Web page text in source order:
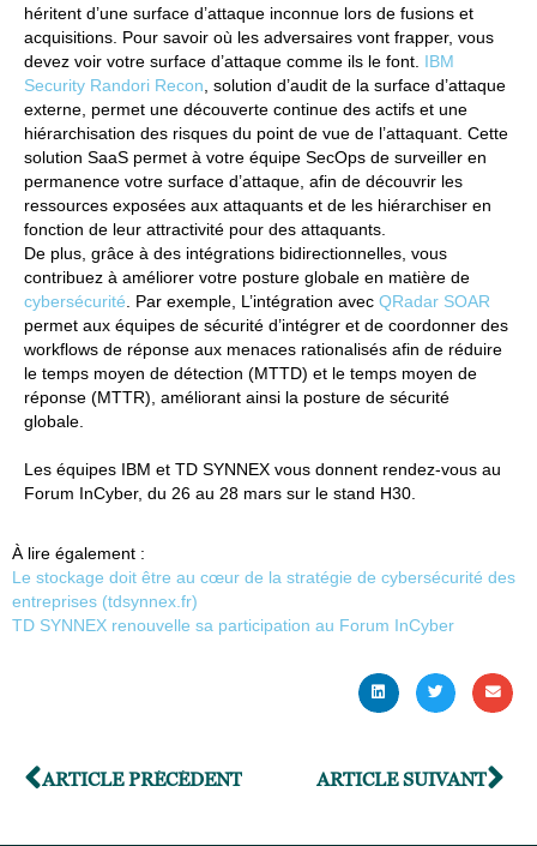
héritent d’une surface d’attaque inconnue lors de fusions et
acquisitions. Pour savoir où les adversaires vont frapper, vous
devez voir votre surface d’attaque comme ils le font. IBM
Security Randori Recon , solution d’audit de la surface d’attaque
externe, permet une découverte continue des actifs et une
hiérarchisation des risques du point de vue de l’attaquant. Cette
solution SaaS permet à votre équipe SecOps de surveiller en
permanence votre surface d’attaque, afin de découvrir les
ressources exposées aux attaquants et de les hiérarchiser en
fonction de leur attractivité pour des attaquants.
De plus, grâce à des intégrations bidirectionnelles, vous
contribuez à améliorer votre posture globale en matière de
cybersécurité . Par exemple, L’intégration avec QRadar SOAR
permet aux équipes de sécurité d’intégrer et de coordonner des
workflows de réponse aux menaces rationalisés afin de réduire
le temps moyen de détection (MTTD) et le temps moyen de
réponse (MTTR), améliorant ainsi la posture de sécurité
globale.
Les équipes IBM et TD SYNNEX vous donnent rendez-vous au
Forum InCyber, du 26 au 28 mars sur le stand H30.
À lire également :
Le stockage doit être au cœur de la stratégie de cybersécurité des
entreprises (tdsynnex.fr)
TD SYNNEX renouvelle sa participation au Forum InCyber
ARTICLE PRÉCÉDENT ARTICLE SUIVANT